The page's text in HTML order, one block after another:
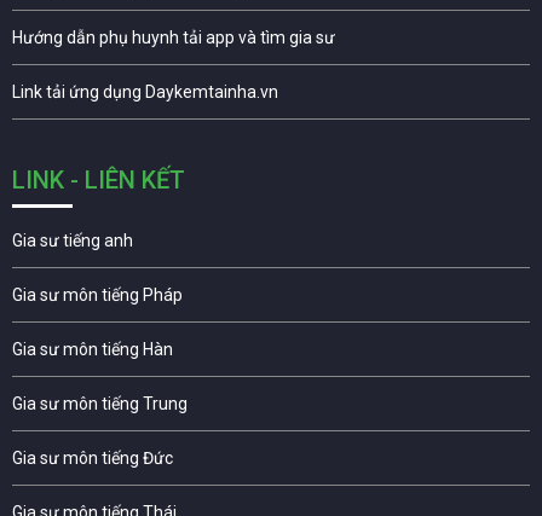
Hướng dẫn phụ huynh tải app và tìm gia sư
Link tải ứng dụng Daykemtainha.vn
LINK - LIÊN KẾT
Gia sư tiếng anh
Gia sư môn tiếng Pháp
Gia sư môn tiếng Hàn
Gia sư môn tiếng Trung
Gia sư môn tiếng Đức